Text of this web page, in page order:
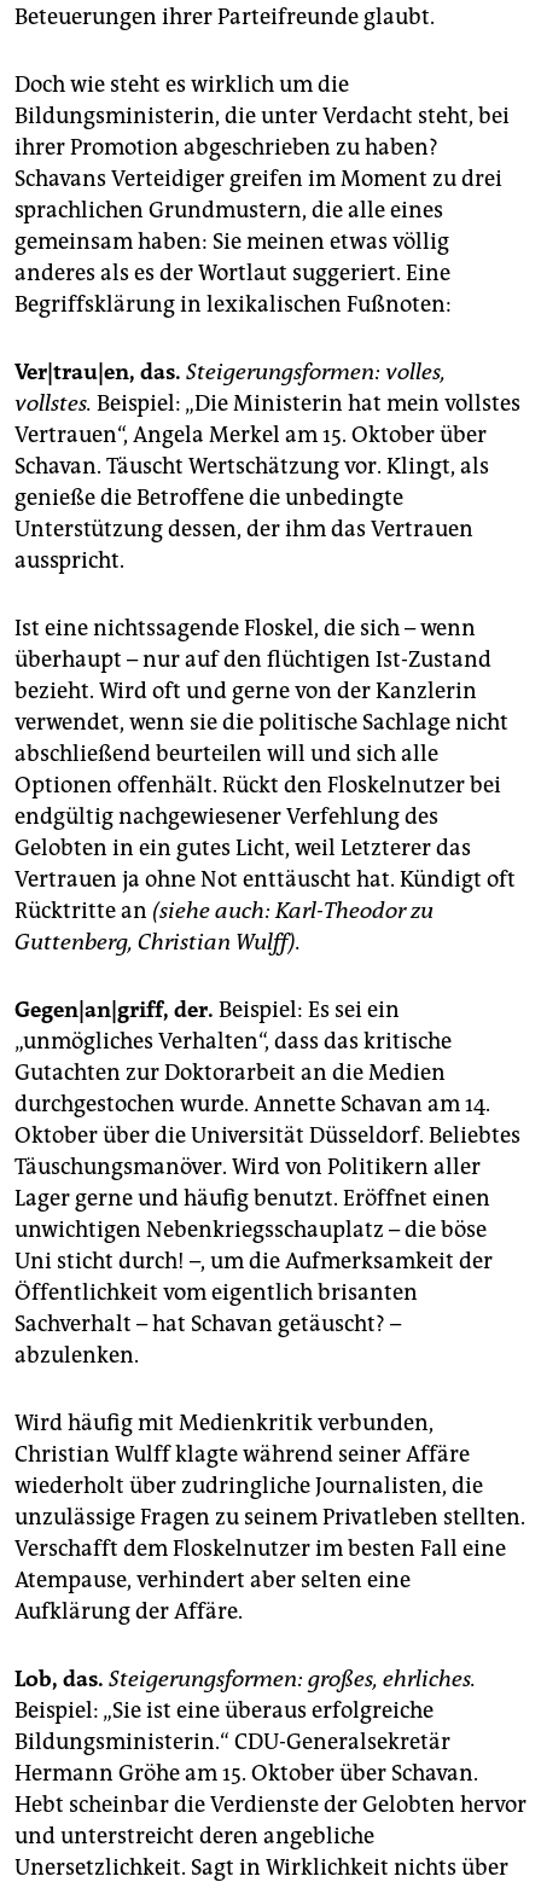
genossenschaft
Beteuerungen ihrer Parteifreunde glaubt.
Doch wie steht es wirklich um die
Bildungsministerin, die unter Verdacht steht, bei
ihrer Promotion abgeschrieben zu haben?
Schavans Verteidiger greifen im Moment zu drei
sprachlichen Grundmustern, die alle eines
gemeinsam haben: Sie meinen etwas völlig
anderes als es der Wortlaut suggeriert. Eine
Begriffsklärung in lexikalischen Fußnoten:
Ver|trau|en, das. Steigerungsformen: volles,
vollstes. Beispiel: „Die Ministerin hat mein vollstes
Vertrauen“, Angela Merkel am 15. Oktober über
Schavan. Täuscht Wertschätzung vor. Klingt, als
genieße die Betroffene die unbedingte
Unterstützung dessen, der ihm das Vertrauen
ausspricht.
Ist eine nichtssagende Floskel, die sich – wenn
überhaupt – nur auf den flüchtigen Ist-Zustand
bezieht. Wird oft und gerne von der Kanzlerin
verwendet, wenn sie die politische Sachlage nicht
abschließend beurteilen will und sich alle
Optionen offenhält. Rückt den Floskelnutzer bei
endgültig nachgewiesener Verfehlung des
Gelobten in ein gutes Licht, weil Letzterer das
Vertrauen ja ohne Not enttäuscht hat. Kündigt oft
Rücktritte an (siehe auch: Karl-Theodor zu
Guttenberg, Christian Wulff).
Gegen|an|griff, der. Beispiel: Es sei ein
„unmögliches Verhalten“, dass das kritische
Gutachten zur Doktorarbeit an die Medien
durchgestochen wurde. Annette Schavan am 14.
Oktober über die Universität Düsseldorf. Beliebtes
Täuschungsmanöver. Wird von Politikern aller
Lager gerne und häufig benutzt. Eröffnet einen
unwichtigen Nebenkriegsschauplatz – die böse
Uni sticht durch! –, um die Aufmerksamkeit der
Öffentlichkeit vom eigentlich brisanten
Sachverhalt – hat Schavan getäuscht? –
abzulenken.
Wird häufig mit Medienkritik verbunden,
Christian Wulff klagte während seiner Affäre
wiederholt über zudringliche Journalisten, die
unzulässige Fragen zu seinem Privatleben stellten.
Verschafft dem Floskelnutzer im besten Fall eine
Atempause, verhindert aber selten eine
Aufklärung der Affäre.
Lob, das. Steigerungsformen: großes, ehrliches.
Beispiel: „Sie ist eine überaus erfolgreiche
Bildungsministerin.“ CDU-Generalsekretär
Hermann Gröhe am 15. Oktober über Schavan.
Hebt scheinbar die Verdienste der Gelobten hervor
und unterstreicht deren angebliche
Unersetzlichkeit. Sagt in Wirklichkeit nichts über